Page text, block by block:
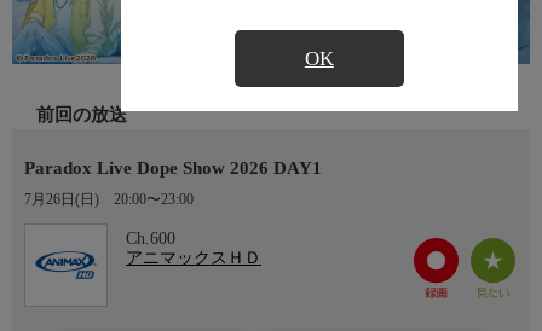
OK
前回の放送
Paradox Live Dope Show 2026 DAY1
7月26日(日) 20:00〜23:00
Ch.600
アニマックスＨＤ